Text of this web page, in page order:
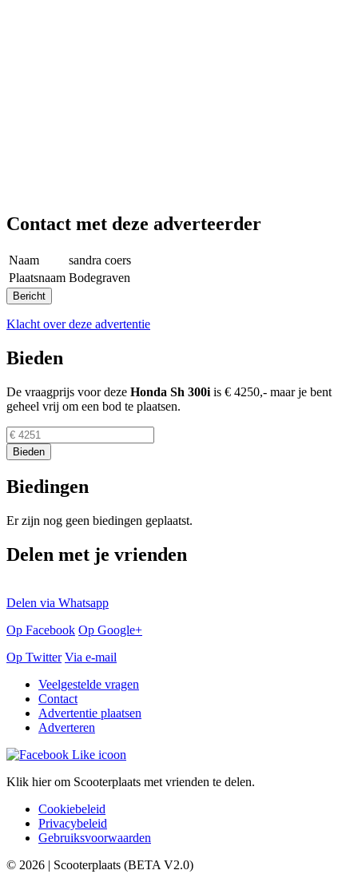
Contact met deze adverteerder
Naam
sandra coers
Plaatsnaam Bodegraven
Klacht over deze advertentie
Bieden
De vraagprijs voor deze Honda Sh 300i is € 4250,- maar je bent
geheel vrij om een bod te plaatsen.
Biedingen
Er zijn nog geen biedingen geplaatst.
Delen met je vrienden
Delen via Whatsapp
Op Facebook Op Google+
Op Twitter Via e-mail
Veelgestelde vragen
Contact
Advertentie plaatsen
Adverteren
Klik hier om Scooterplaats met vrienden te delen.
Cookiebeleid
Privacybeleid
Gebruiksvoorwaarden
© 2026 | Scooterplaats (BETA V2.0)